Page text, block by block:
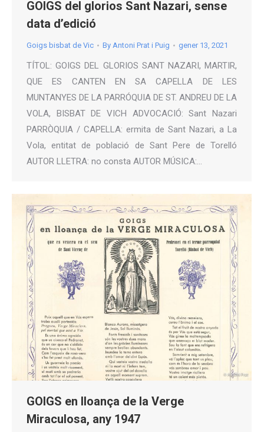
GOIGS del glorios Sant Nazari, sense
data d’edició
Goigs bisbat de Vic By Antoni Prat i Puig gener 13, 2021
TÍTOL: GOIGS DEL GLORIOS SANT NAZARI, MARTIR,
QUE ES CANTEN EN SA CAPELLA DE LES
MUNTANYES DE LA PARRÓQUIA DE ST. ANDREU DE LA
VOLA, BISBAT DE VICH ADVOCACIÓ: Sant Nazari
PARRÒQUIA / CAPELLA: ermita de Sant Nazari, a La
Vola, entitat de població de Sant Pere de Torelló
AUTOR LLETRA: no consta AUTOR MÚSICA:…
GOIGS en lloança de la Verge
Miraculosa, any 1947